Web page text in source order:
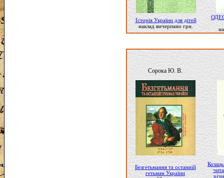
Історія України для дітей
наклад вичерпано грн.
Сорока Ю. В.
Безгетьмання та останній
гетьман України